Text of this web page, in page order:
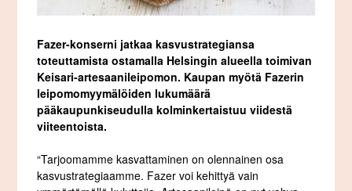
Fazer-konserni jatkaa kasvustrategiansa
toteuttamista ostamalla Helsingin alueella toimivan
Keisari-artesaanileipomon. Kaupan myötä Fazerin
leipomomyymälöiden lukumäärä
pääkaupunkiseudulla kolminkertaistuu viidestä
viiteentoista.
“Tarjoomamme kasvattaminen on olennainen osa
kasvustrategiaamme. Fazer voi kehittyä vain